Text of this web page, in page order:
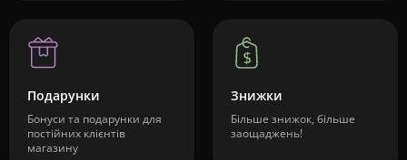
Подарунки
Бонуси та подарунки для
постійних клієнтів
магазину
Знижки
Більше знижок, більше
заощаджень!